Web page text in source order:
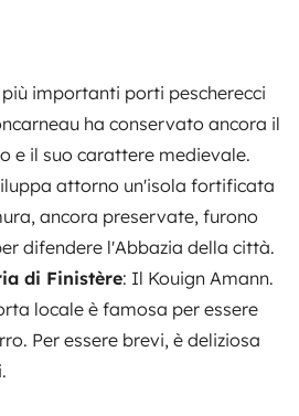
importanti porti pescherecci
ha conservato ancora il
e il suo carattere medievale.
attorno un'isola fortificata
ancora preservate, furono
difendere l'Abbazia della città.
di Finistère: Il Kouign Amann.
locale è famosa per essere
Per essere brevi, è deliziosa